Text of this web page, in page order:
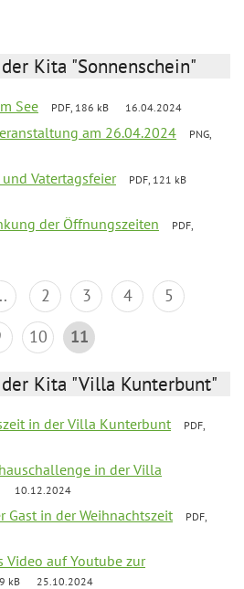
Kita "Sonnenschein"
See PDF, 186 kB 16.04.2024
am 26.04.2024
PNG,
Vatertagsfeier
PDF, 121 kB
der Öffnungszeiten
PDF,
2 3 4
5
10 11
Kita "Villa Kunterbunt"
in der Villa Kunterbunt
PDF,
in der Villa
10.12.2024
Gast in der Weihnachtszeit
PDF,
Video auf Youtube zur
kB 25.10.2024